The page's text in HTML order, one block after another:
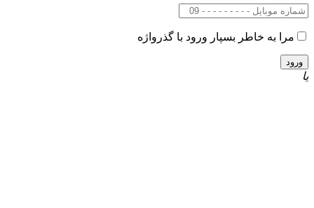
مرا به خاطر بسپار ورود با گذرواژه
یا